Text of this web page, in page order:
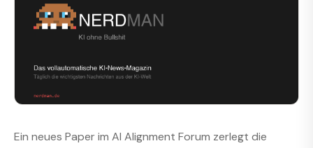
Ein neues Paper im AI Alignment Forum zerlegt die